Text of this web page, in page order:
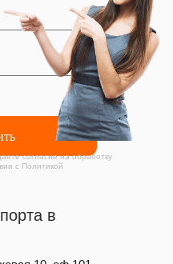
согласие на обработку
с Политикой
в